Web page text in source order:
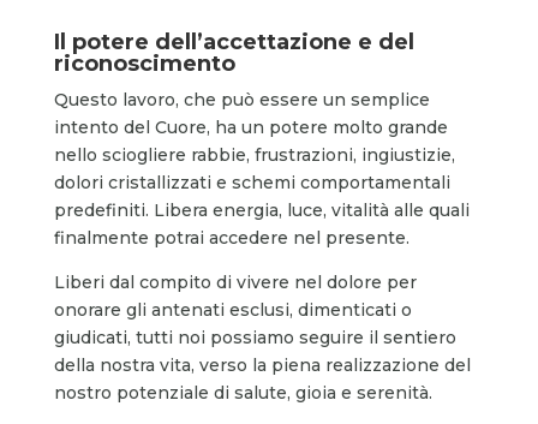
Il potere dell’accettazione e del
riconoscimento
Questo lavoro, che può essere un semplice
intento del Cuore, ha un potere molto grande
nello sciogliere rabbie, frustrazioni, ingiustizie,
dolori cristallizzati e schemi comportamentali
predefiniti. Libera energia, luce, vitalità alle quali
finalmente potrai accedere nel presente.
Liberi dal compito di vivere nel dolore per
onorare gli antenati esclusi, dimenticati o
giudicati, tutti noi possiamo seguire il sentiero
della nostra vita, verso la piena realizzazione del
nostro potenziale di salute, gioia e serenità.